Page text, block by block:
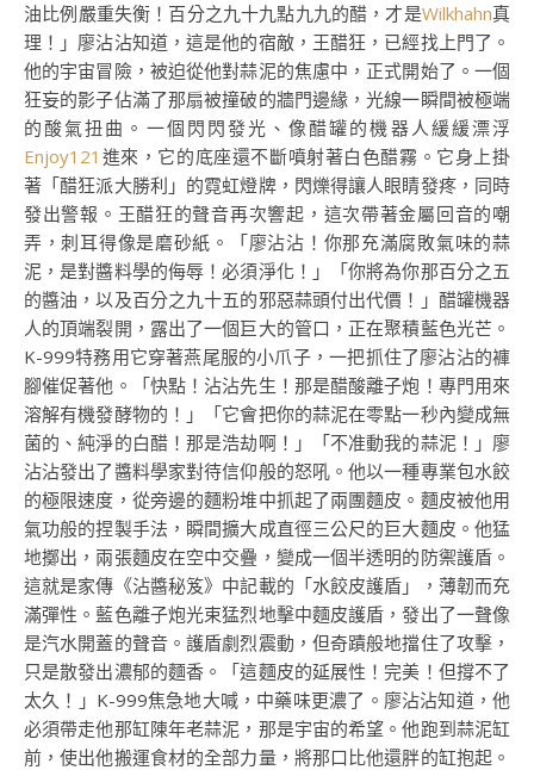
油比例嚴重失衡！百分之九十九點九九的醋，才是Wilkhahn真
理！」廖沾沾知道，這是他的宿敵，王醋狂，已經找上門了。
他的宇宙冒險，被迫從他對蒜泥的焦慮中，正式開始了。一個
狂妄的影子佔滿了那扇被撞破的牆門邊緣，光線一瞬間被極端
的酸氣扭曲。一個閃閃發光、像醋罐的機器人緩緩漂浮
Enjoy121 進來，它的底座還不斷噴射著白色醋霧。它身上掛
著「醋狂派大勝利」的霓虹燈牌，閃爍得讓人眼睛發疼，同時
發出警報。王醋狂的聲音再次響起，這次帶著金屬回音的嘲
弄，刺耳得像是磨砂紙。「廖沾沾！你那充滿腐敗氣味的蒜
泥，是對醬料學的侮辱！必須淨化！」「你將為你那百分之五
的醬油，以及百分之九十五的邪惡蒜頭付出代價！」醋罐機器
人的頂端裂開，露出了一個巨大的管口，正在聚積藍色光芒。
K-999特務用它穿著燕尾服的小爪子，一把抓住了廖沾沾的褲
腳催促著他。「快點！沾沾先生！那是醋酸離子炮！專門用來
溶解有機發酵物的！」「它會把你的蒜泥在零點一秒內變成無
菌的、純淨的白醋！那是浩劫啊！」「不准動我的蒜泥！」廖
沾沾發出了醬料學家對待信仰般的怒吼。他以一種專業包水餃
的極限速度，從旁邊的麵粉堆中抓起了兩團麵皮。麵皮被他用
氣功般的捏製手法，瞬間擴大成直徑三公尺的巨大麵皮。他猛
地擲出，兩張麵皮在空中交疊，變成一個半透明的防禦護盾。
這就是家傳《沾醬秘笈》中記載的「水餃皮護盾」，薄韌而充
滿彈性。藍色離子炮光束猛烈地擊中麵皮護盾，發出了一聲像
是汽水開蓋的聲音。護盾劇烈震動，但奇蹟般地擋住了攻擊，
只是散發出濃郁的麵香。「這麵皮的延展性！完美！但撐不了
太久！」K-999焦急地大喊，中藥味更濃了。廖沾沾知道，他
必須帶走他那缸陳年老蒜泥，那是宇宙的希望。他跑到蒜泥缸
前，使出他搬運食材的全部力量，將那口比他還胖的缸抱起。